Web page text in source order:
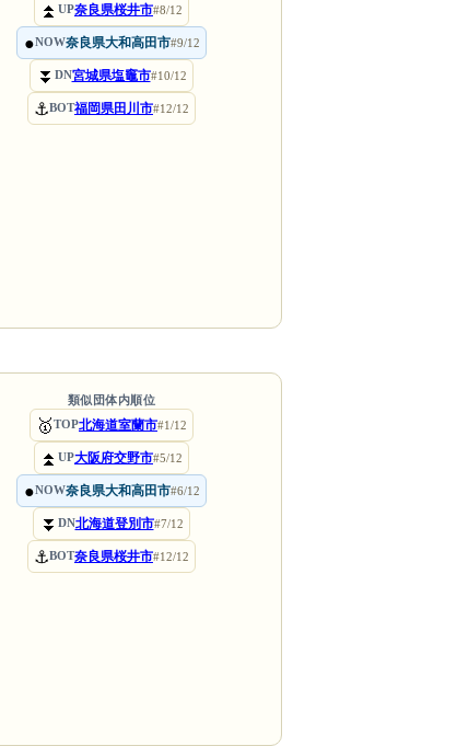
⏫ UP奈良県桜井市#8/12
●NOW奈良県大和高田市#9/12
⏬ DN宮城県塩竈市#10/12
⚓BOT福岡県田川市#12/12
類似団体内順位
🥇TOP北海道室蘭市#1/12
⏫ UP大阪府交野市#5/12
●NOW奈良県大和高田市#6/12
⏬ DN北海道登別市#7/12
⚓BOT奈良県桜井市#12/12